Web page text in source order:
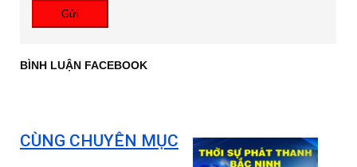
Gửi
BÌNH LUẬN FACEBOOK
CÙNG CHUYÊN MỤC